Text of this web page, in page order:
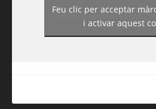
https://
Feu clic per acceptar
i activar aquest